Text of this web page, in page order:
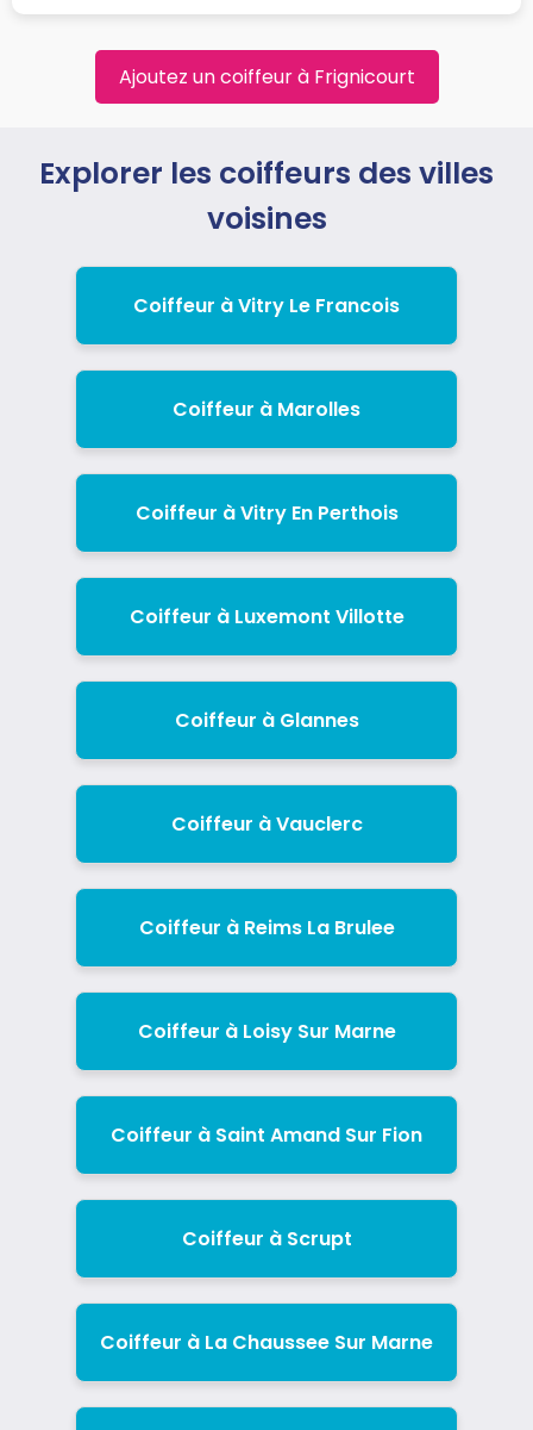
Ajoutez un coiffeur à Frignicourt
Explorer les coiffeurs des villes
voisines
Coiffeur à Vitry Le Francois
Coiffeur à Marolles
Coiffeur à Vitry En Perthois
Coiffeur à Luxemont Villotte
Coiffeur à Glannes
Coiffeur à Vauclerc
Coiffeur à Reims La Brulee
Coiffeur à Loisy Sur Marne
Coiffeur à Saint Amand Sur Fion
Coiffeur à Scrupt
Coiffeur à La Chaussee Sur Marne